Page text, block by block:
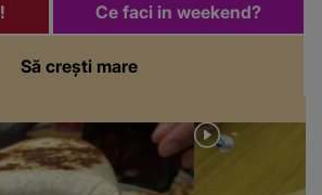
Să crești mare
Ce faci in weekend?